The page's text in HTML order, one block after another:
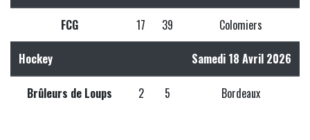
FCG 17 39 Colomiers
Hockey Samedi 18 Avril 2026
Brûleurs de Loups 2 5 Bordeaux